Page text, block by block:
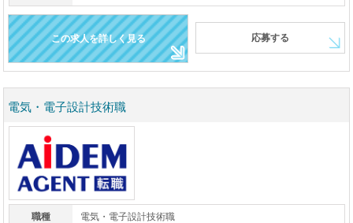
この求人を詳しく見る 応募する
電気・電子設計技術職
職種 電気・電子設計技術職